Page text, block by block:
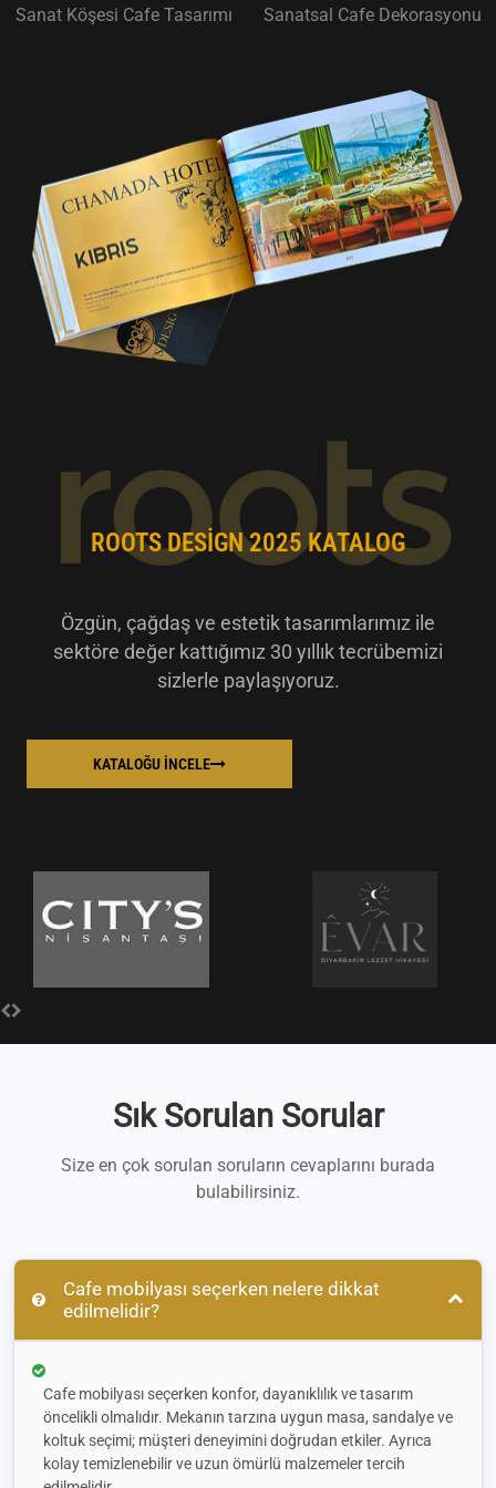
Sanat Köşesi Cafe Tasarımı Sanatsal Cafe Dekorasyonu
ROOTS DESIGN 2025 KATALOG
Özgün, çağdaş ve estetik tasarımlarımız ile
sektöre değer kattığımız 30 yıllık tecrübemizi
sizlerle paylaşıyoruz.
KATALOĞU İNCELE
Sık Sorulan Sorular
Size en çok sorulan soruların cevaplarını burada
bulabilirsiniz.
Cafe mobilyası seçerken nelere dikkat
edilmelidir?
Cafe mobilyası seçerken konfor, dayanıklılık ve tasarım
öncelikli olmalıdır. Mekanın tarzına uygun masa, sandalye ve
koltuk seçimi; müşteri deneyimini doğrudan etkiler. Ayrıca
kolay temizlenebilir ve uzun ömürlü malzemeler tercih